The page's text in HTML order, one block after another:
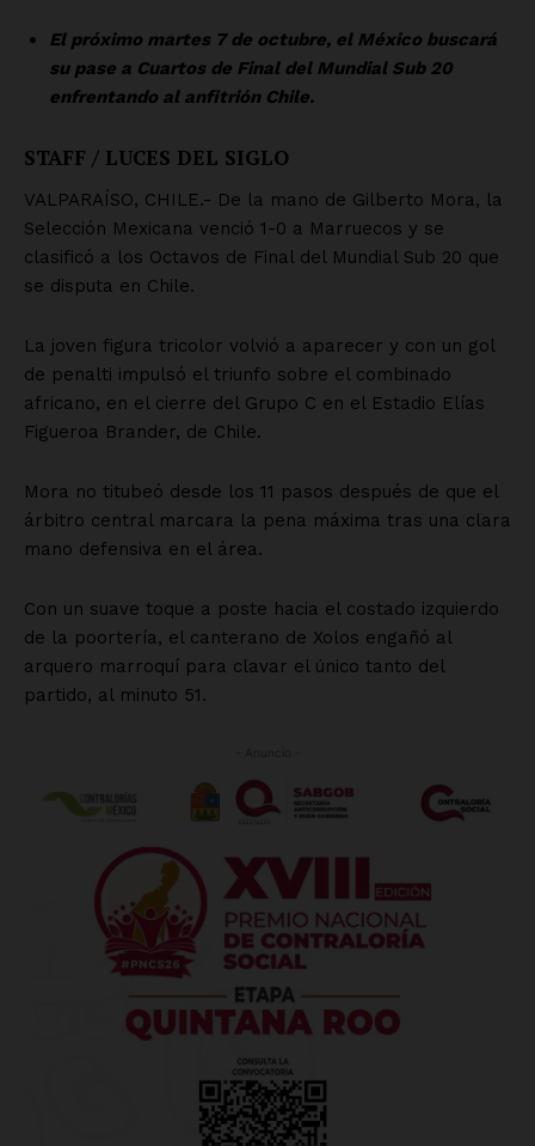
SUSCRÍBETE AHORA
Nosotros
Contacto
Política de privacidad
Políticas del Sitio
Información Propietaria / Financiación
Mi cuenta